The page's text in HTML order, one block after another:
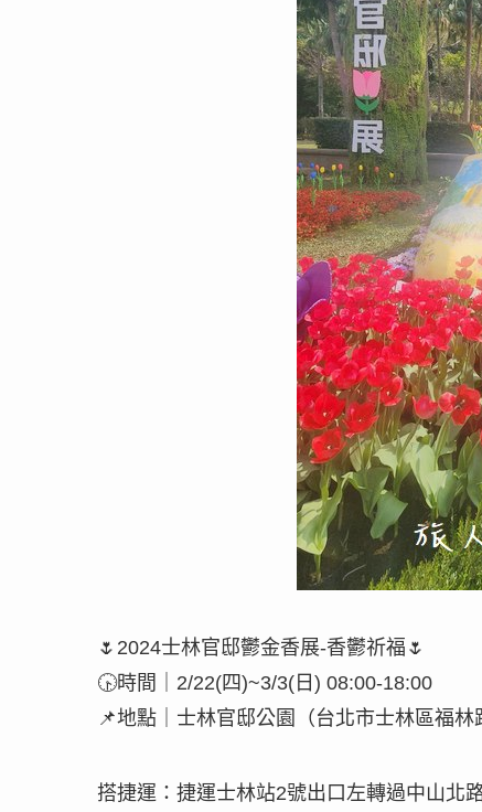
🌷2024士林官邸鬱金香展-香鬱祈福🌷
🕟時間｜2/22(四)~3/3(日) 08:00-18:00
📌地點｜士林官邸公園（台北市士林區福林
搭捷運：捷運士林站2號出口左轉過中山北